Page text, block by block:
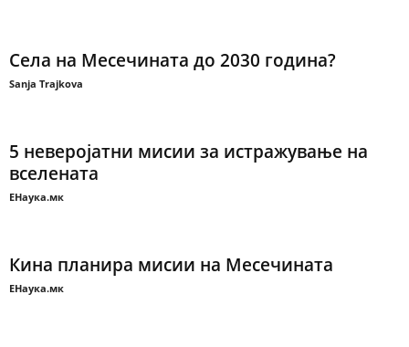
Села на Месечината до 2030 година?
Sanja Trajkova
5 неверојатни мисии за истражување на
вселената
ЕНаука.мк
Кина планира мисии на Месечината
ЕНаука.мк